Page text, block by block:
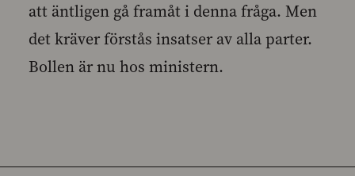
att äntligen gå framåt i denna fråga. Men
det kräver förstås insatser av alla parter.
Bollen är nu hos ministern.